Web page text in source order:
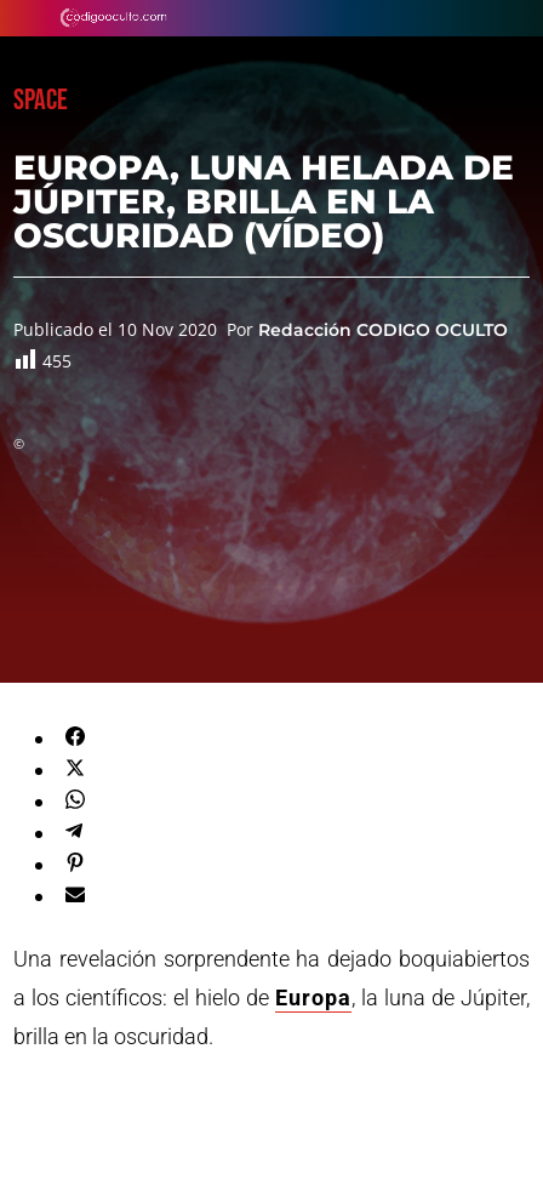
SPACE
EUROPA, LUNA HELADA DE
JÚPITER, BRILLA EN LA
OSCURIDAD (VÍDEO)
Publicado el 10 Nov 2020 Por Redacción CODIGO OCULTO
455
©
Una revelación sorprendente ha dejado boquiabiertos
a los científicos: el hielo de Europa, la luna de Júpiter,
brilla en la oscuridad.